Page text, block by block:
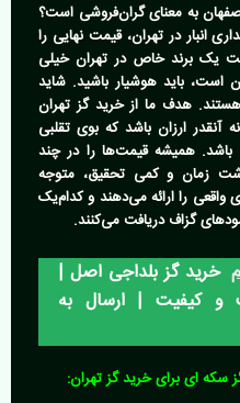
به معنای گران‌فروشی است؟
انبار در تهران، قیمت نهایی را
یک برند خاص در تهران خیلی
است، باید هوشیار باشید. شاید
هدف ما ازخرید گز تهران
ارزان باشد که بوی تقلبی
باشد. همیشه قیمت‌ها را در چند
زمان و کمی تحقیق، متوجه
را ارائه می‌دهند و کدام‌یک
گزاف دریافت می‌کنند.
خرید گز بلداجی اصل |
و کیفیت | ارسال به
سکه ای برای خرید گز تهران: